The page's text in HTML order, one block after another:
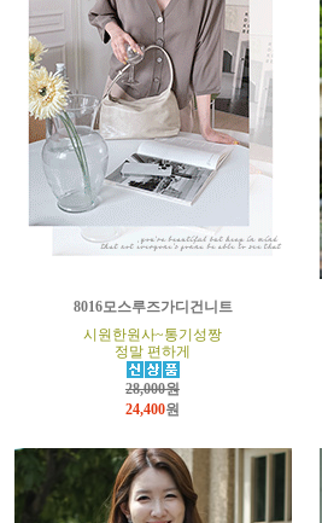
8016모스루즈가디건니트
시원한원사~통기성짱
정말 편하게
28,000원
24,400원